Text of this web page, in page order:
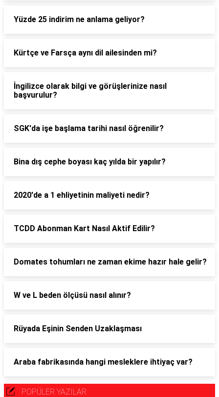
Yüzde 25 indirim ne anlama geliyor?
Kürtçe ve Farsça aynı dil ailesinden mi?
İngilizce olarak bilgi ve görüşlerinize nasıl
başvurulur?
SGK'da işe başlama tarihi nasıl öğrenilir?
Bina dış cephe boyası kaç yılda bir yapılır?
2020'de a 1 ehliyetinin maliyeti nedir?
TCDD Abonman Kart Nasıl Aktif Edilir?
Domates tohumları ne zaman ekime hazır hale gelir?
W ve L beden ölçüsü nasıl alınır?
Rüyada Eşinin Senden Uzaklaşması
Araba fabrikasında hangi mesleklere ihtiyaç var?
POPÜLER YAZILAR